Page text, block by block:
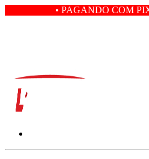
• PAGANDO COM